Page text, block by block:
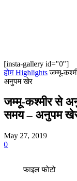
[insta-gallery id="0"]
होम Highlights जम्मू-
अनुपम खेर
जम्मू-कश्मीर से
समय – अनुपम
May 27, 2019
0
फाइल फोटो